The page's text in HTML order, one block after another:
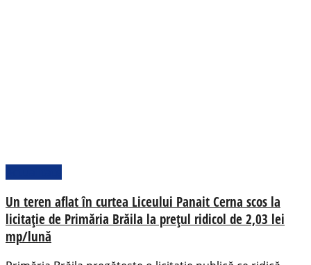
Un teren aflat în curtea Liceului Panait Cerna scos la
licitație de Primăria Brăila la prețul ridicol de 2,03 lei
mp/lună